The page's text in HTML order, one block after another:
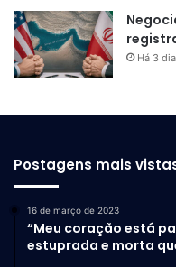
Há 3
Postagens mais
16 de março de 2023
“Meu coração está
estuprada e morta